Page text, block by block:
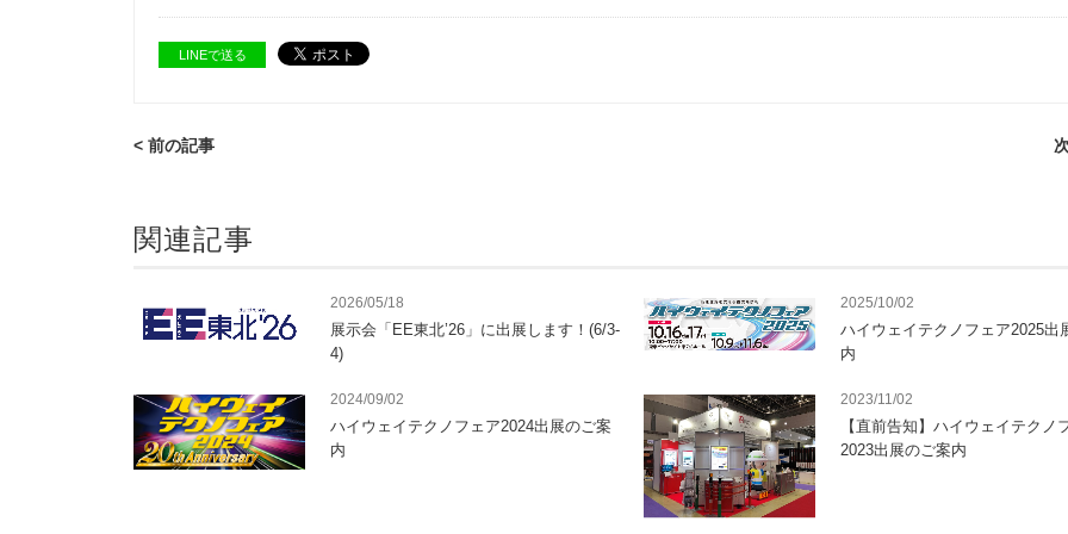
LINEで送る
< 前の記事
関連記事
2026/05/18
展示会「EE東北’26」に出展します！(6/3-
4)
2025/10/02
ハイウェイテクノフェア2025出
内
2024/09/02
ハイウェイテクノフェア2024出展のご案
内
2023/11/02
【直前告知】ハイウェイテクノ
2023出展のご案内